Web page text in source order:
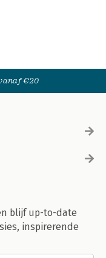
€20
blijf up-to-date
inspirerende